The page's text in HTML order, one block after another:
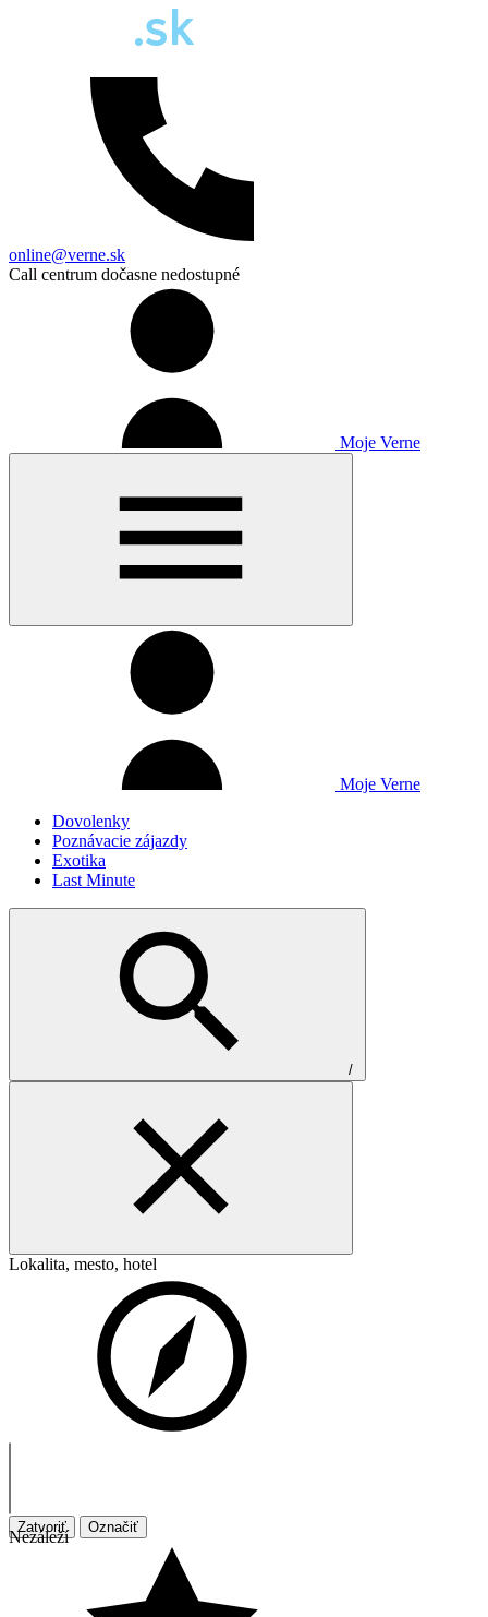
online@verne.sk
Call centrum dočasne nedostupné
Moje Verne
Moje Verne
Dovolenky
Poznávacie zájazdy
Exotika
Last Minute
/
Lokalita, mesto, hotel
Zatvoriť Označiť
Nezáleží